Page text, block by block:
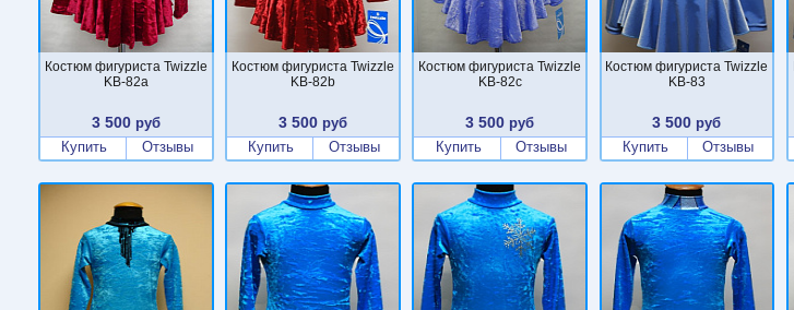
Костюм фигуриста Twizzle
KB-82a
3 500руб
Купить
Отзывы
Костюм фигуриста Twizzle
KB-82b
3 500руб
Купить
Отзывы
Костюм фигуриста Twizzle
KB-82c
3 500 руб
Купить
Отзывы
Костюм фигуриста Twizzle
KB-83
3 500 руб
Купить
Отзывы